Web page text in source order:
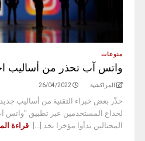
منوعات
واتس آب تحذر من أساليب
المراكشية 26/04/2022
حذّر بعض خبراء التقنية من أساليب
لخداع المستخدمين عبر تطبيق "واتس
المحتالين بدأوا مؤخرا بخد [...]
قراءة